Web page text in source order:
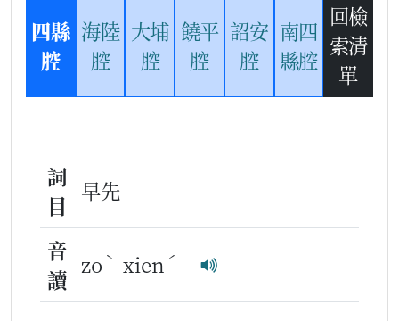
四縣
腔
海陸
腔
大埔
腔
饒平
腔
詔安
腔
南四
縣腔
回檢
索清
單
詞
目
早先
音
讀
zo ˋ xien ˊ